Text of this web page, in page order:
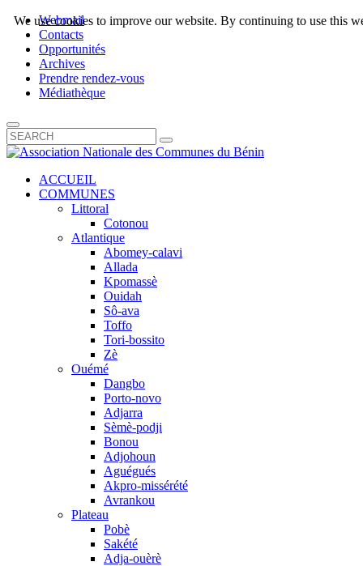
Webmail
Contacts
Opportunités
Archives
Prendre rendez-vous
Médiathèque
ACCUEIL
COMMUNES
Littoral
Cotonou
Atlantique
Abomey-calavi
Allada
Kpomassè
Ouidah
Sô-ava
Toffo
Tori-bossito
Zè
Ouémé
Dangbo
Porto-novo
Adjarra
Sèmè-podji
Bonou
Adjohoun
Aguégués
Akpro-missérété
Avrankou
Plateau
Pobè
Sakété
Adja-ouèrè
We use cookies to improve our website. By continuing to use this